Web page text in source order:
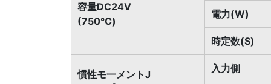
容量DC24V
(750℃)
電力(W)
時定数(S)
慣性モ一メントJ
入力側